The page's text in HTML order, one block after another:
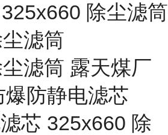
除尘滤筒
滤筒
滤筒 露天煤厂
防静电滤芯
芯 325x660 除